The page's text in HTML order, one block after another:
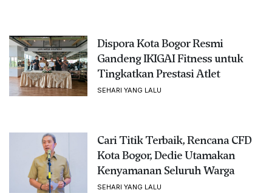
Dispora Kota Bogor Resmi
Gandeng IKIGAI Fitness untuk
Tingkatkan Prestasi Atlet
SEHARI YANG LALU
Cari Titik Terbaik, Rencana CFD
Kota Bogor, Dedie Utamakan
Kenyamanan Seluruh Warga
SEHARI YANG LALU